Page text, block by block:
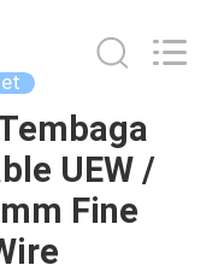
UEW /
Fine